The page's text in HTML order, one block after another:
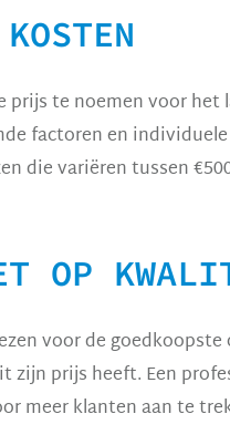
prijs te noemen voor
factoren en
die variëren tussen
OP
voor de
prijs heeft. Een
meer klanten aan te